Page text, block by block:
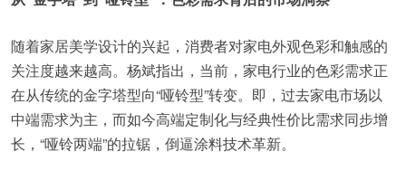
随着家居美学设计的兴起，消费者对家电外观色彩和触感的
关注度越来越高。杨斌指出，当前，家电行业的色彩需求正
在从传统的金字塔型向“哑铃型”转变。即，过去家电市场以
中端需求为主，而如今高端定制化与经典性价比需求同步增
长，“哑铃两端”的拉锯，倒逼涂料技术革新。